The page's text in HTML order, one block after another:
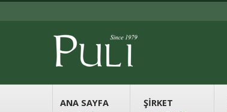
ANA SAYFA ŞIRKET